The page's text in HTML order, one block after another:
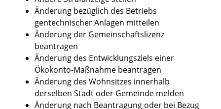
Änderung bezüglich des Betriebs
gentechnischer Anlagen mitteilen
Änderung der Gemeinschaftslizenz
beantragen
Änderung des Entwicklungsziels einer
Ökokonto-Maßnahme beantragen
Änderung des Wohnsitzes innerhalb
derselben Stadt oder Gemeinde melden
Änderung nach Beantragung oder bei Bezug